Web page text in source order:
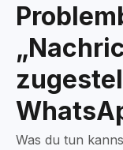
Was du tun